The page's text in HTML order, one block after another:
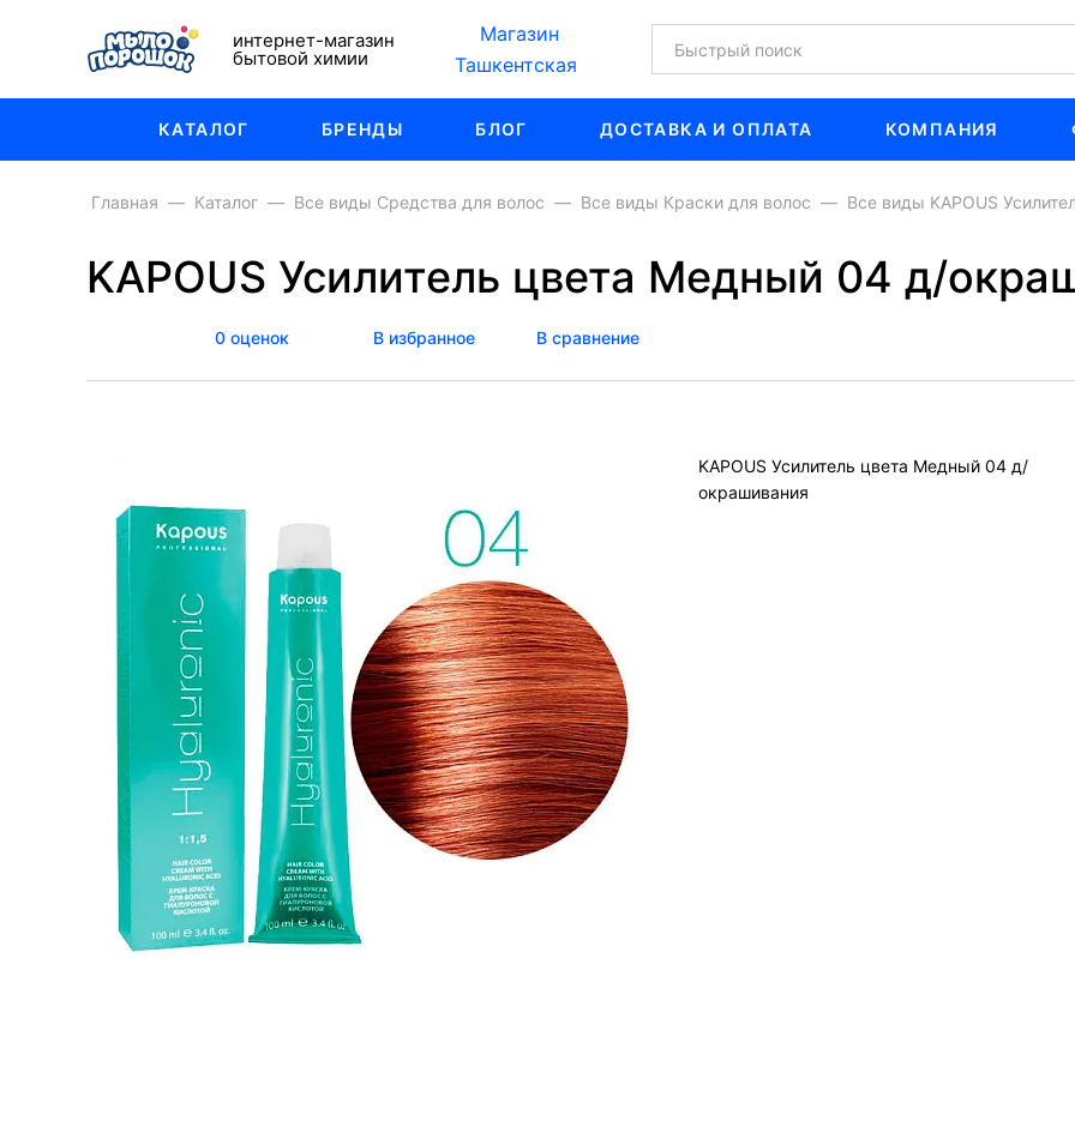
интернет-магазин
бытовой химии
Магазин
Ташкентская
КАТАЛОГ БРЕНДЫ БЛОГ ДОСТАВКА И ОПЛАТА КОМПАНИЯ
Главная Каталог Все виды Средства для волос Все виды Краски для волос Все виды KAPOUS
KAPOUS Усилитель цвета Медный 04 д/
0 оценок В избранное В сравнение
KAPOUS Усилитель цвета Медный 04 д/
окрашивания